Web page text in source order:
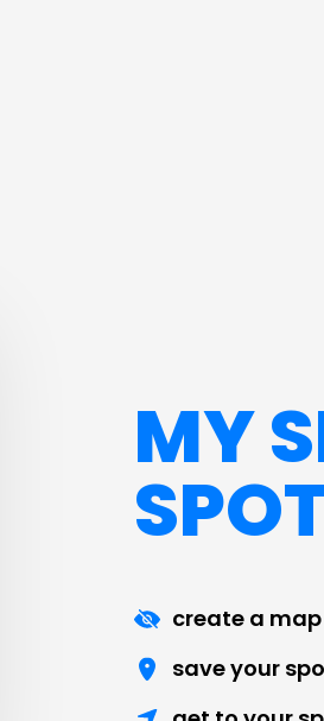
MY
create a
save your